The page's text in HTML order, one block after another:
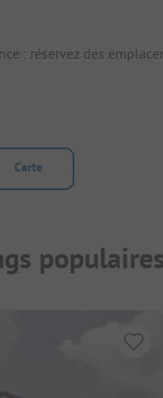
: réservez des
Carte
populaires